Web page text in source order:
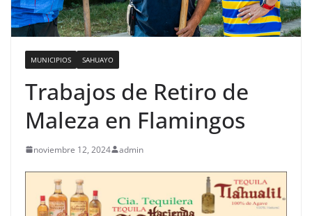
MUNICIPIOS SAHUAYO
Trabajos de Retiro de
Maleza en Flamingos
noviembre 12, 2024 admin